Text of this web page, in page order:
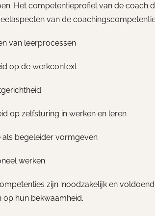
Het competentieprofiel van de coach
van de
van leerprocessen
op de werkcontext
op zelfsturing in werken en leren
als begeleider vormgeven
werken
zijn ‘noodzakelijk en
op hun bekwaamheid.